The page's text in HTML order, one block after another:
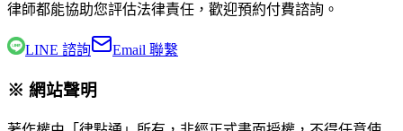
律師都能協助您評估法律責任，歡迎預約付費諮詢。
LINE 諮詢 Email 聯繫
※ 網站聲明